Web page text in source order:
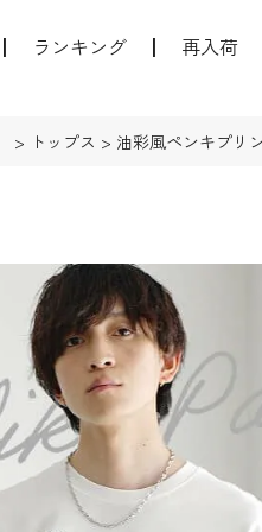
ランキング 再入荷
トップス 油彩風ペンキプリ